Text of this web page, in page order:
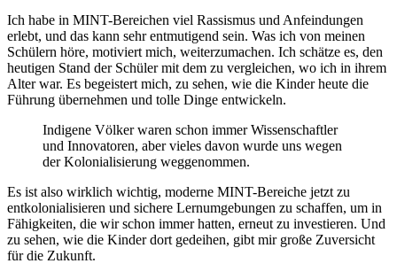
Ich habe in MINT-Bereichen viel Rassismus und Anfeindungen
erlebt, und das kann sehr entmutigend sein. Was ich von meinen
Schülern höre, motiviert mich, weiterzumachen. Ich schätze es, den
heutigen Stand der Schüler mit dem zu vergleichen, wo ich in ihrem
Alter war. Es begeistert mich, zu sehen, wie die Kinder heute die
Führung übernehmen und tolle Dinge entwickeln.
Indigene Völker waren schon immer Wissenschaftler
und Innovatoren, aber vieles davon wurde uns wegen
der Kolonialisierung weggenommen.
Es ist also wirklich wichtig, moderne MINT-Bereiche jetzt zu
entkolonialisieren und sichere Lernumgebungen zu schaffen, um in
Fähigkeiten, die wir schon immer hatten, erneut zu investieren. Und
zu sehen, wie die Kinder dort gedeihen, gibt mir große Zuversicht
für die Zukunft.